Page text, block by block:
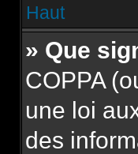
Haut
» Que
COPPA
une loi
des